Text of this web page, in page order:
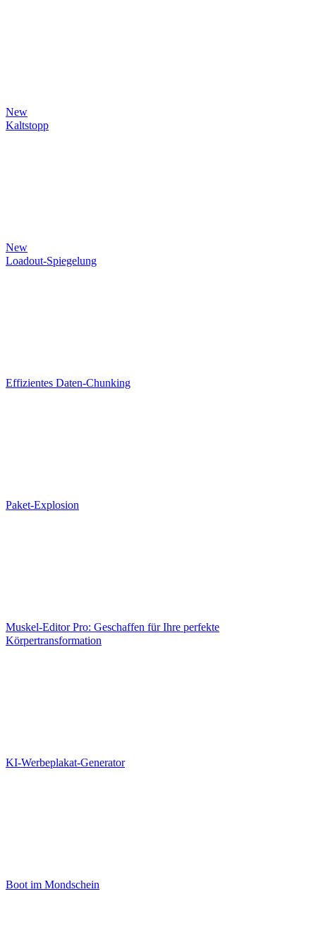
New
Kaltstopp
New
Loadout-Spiegelung
Effizientes Daten-Chunking
Paket-Explosion
Muskel-Editor Pro: Geschaffen für Ihre perfekte
Körpertransformation
KI-Werbeplakat-Generator
Boot im Mondschein